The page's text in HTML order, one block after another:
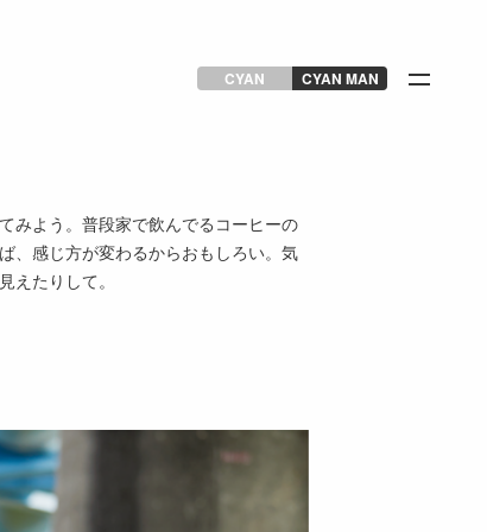
CYAN CYAN MAN
みよう。普段家で飲んでるコーヒーの
、感じ方が変わるからおもしろい。気
えたりして。